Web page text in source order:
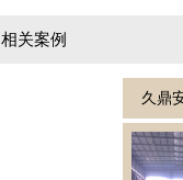
相关案例
久鼎